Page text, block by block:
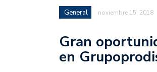
General noviembre 15, 2018
Gran
en